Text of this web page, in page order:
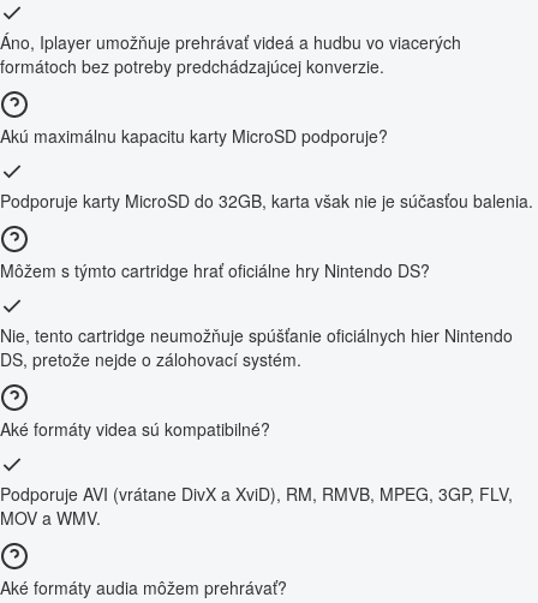
Áno, Iplayer umožňuje prehrávať videá a hudbu vo viacerých
formátoch bez potreby predchádzajúcej konverzie.
Akú maximálnu kapacitu karty MicroSD podporuje?
Podporuje karty MicroSD do 32GB, karta však nie je súčasťou balenia.
Môžem s týmto cartridge hrať oficiálne hry Nintendo DS?
Nie, tento cartridge neumožňuje spúšťanie oficiálnych hier Nintendo
DS, pretože nejde o zálohovací systém.
Aké formáty videa sú kompatibilné?
Podporuje AVI (vrátane DivX a XviD), RM, RMVB, MPEG, 3GP, FLV,
MOV a WMV.
Aké formáty audia môžem prehrávať?